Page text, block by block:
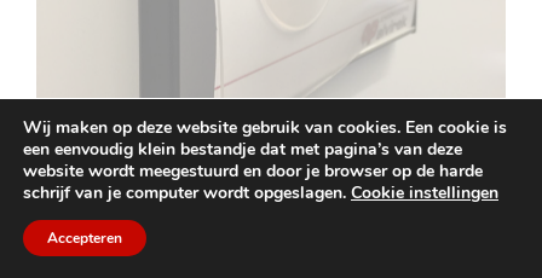
Wij maken op deze website gebruik van cookies. Een cookie is
een eenvoudig klein bestandje dat met pagina’s van deze
website wordt meegestuurd en door je browser op de harde
schrijf van je computer wordt opgeslagen. Cookie instellingen
Accepteren